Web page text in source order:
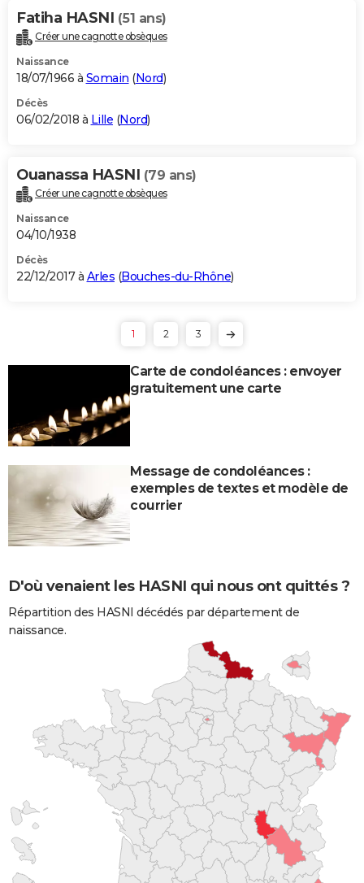
Fatiha HASNI (51 ans)
Créer une cagnotte obsèques
Naissance
18/07/1966 à Somain (Nord)
Décès
06/02/2018 à Lille (Nord)
Ouanassa HASNI (79 ans)
Créer une cagnotte obsèques
Naissance
04/10/1938
Décès
22/12/2017 à Arles (Bouches-du-Rhône)
1 2 3
Carte de condoléances : envoyer
gratuitement une carte
Message de condoléances :
exemples de textes et modèle de
courrier
D'où venaient les HASNI qui nous ont quittés ?
Répartition des HASNI décédés par département de
naissance.